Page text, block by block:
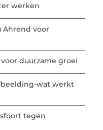
werken
Ahrend voor
duurzame groei
wat werkt
tegen